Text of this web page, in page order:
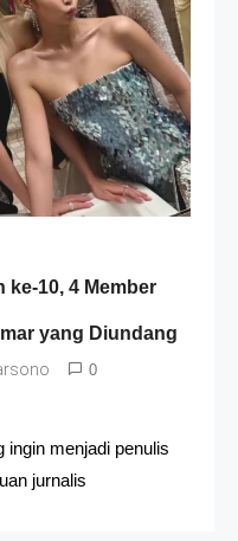
ke-10, 4 Member
yang Diundang
0
ingin menjadi penulis
jurnalis